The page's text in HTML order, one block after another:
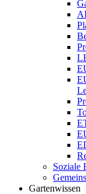
Soziale
Gartenwissen